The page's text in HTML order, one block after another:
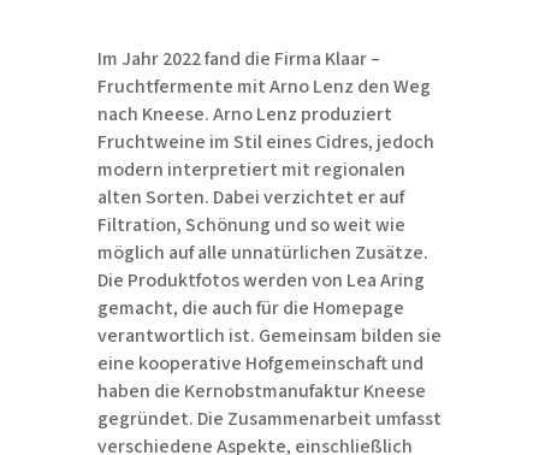
Im Jahr 2022 fand die Firma Klaar –
Fruchtfermente mit Arno Lenz den Weg
nach Kneese. Arno Lenz produziert
Fruchtweine im Stil eines Cidres, jedoch
modern interpretiert mit regionalen
alten Sorten. Dabei verzichtet er auf
Filtration, Schönung und so weit wie
möglich auf alle unnatürlichen Zusätze.
Die Produktfotos werden von Lea Aring
gemacht, die auch für die Homepage
verantwortlich ist. Gemeinsam bilden sie
eine kooperative Hofgemeinschaft und
haben die Kernobstmanufaktur Kneese
gegründet. Die Zusammenarbeit umfasst
verschiedene Aspekte, einschließlich